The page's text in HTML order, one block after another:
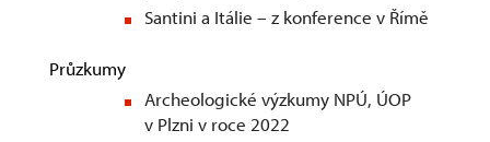
Santini a Itálie – z konference v Římě
Průzkumy
Archeologické výzkumy NPÚ, ÚOP
v Plzni v roce 2022